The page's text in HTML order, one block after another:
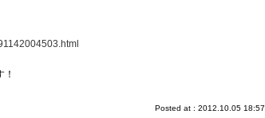
Posted at : 2012.10.05 18:57